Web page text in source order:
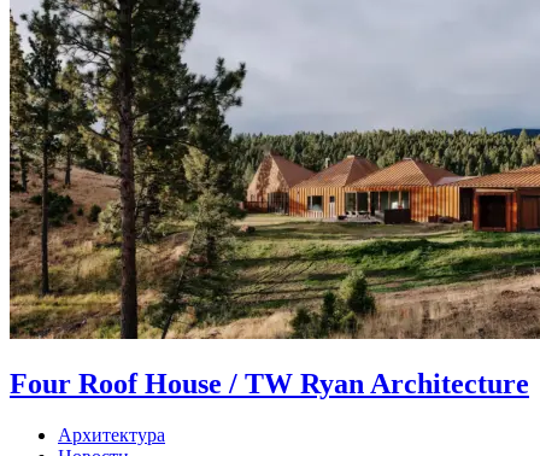
Four Roof House / TW Ryan Architecture
Архитектура